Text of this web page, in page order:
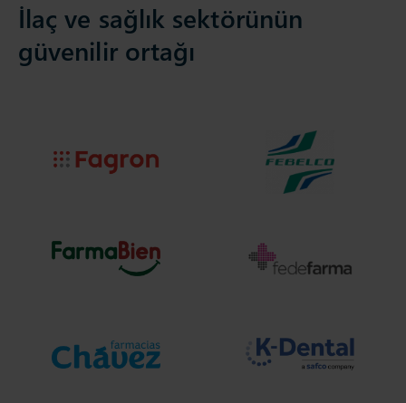
İlaç ve sağlık sektörünün
güvenilir ortağı